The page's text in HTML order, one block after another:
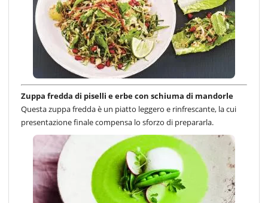
Zuppa fredda di piselli e erbe con schiuma di mandorle
Questa zuppa fredda è un piatto leggero e rinfrescante, la cui
presentazione finale compensa lo sforzo di prepararla.